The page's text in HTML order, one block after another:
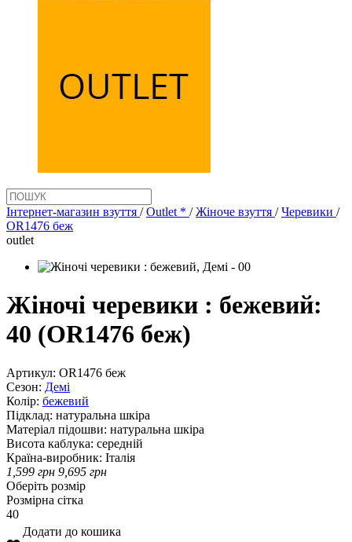
Інтернет-магазин взуття / Outlet * / Жіноче взуття / Черевики /
OR1476 беж
outlet
Жіночі черевики : бежевий:
40 (OR1476 беж)
Артикул: OR1476 беж
Сезон: Демі
Колір: бежевий
Підклад: натуральна шкiра
Матеріал підошви: натуральна шкіра
Висота каблука: середній
Країна-виробник: Італія
1,599 грн 9,695 грн
Оберіть розмір
Розмірна сітка
40
Додати до кошика